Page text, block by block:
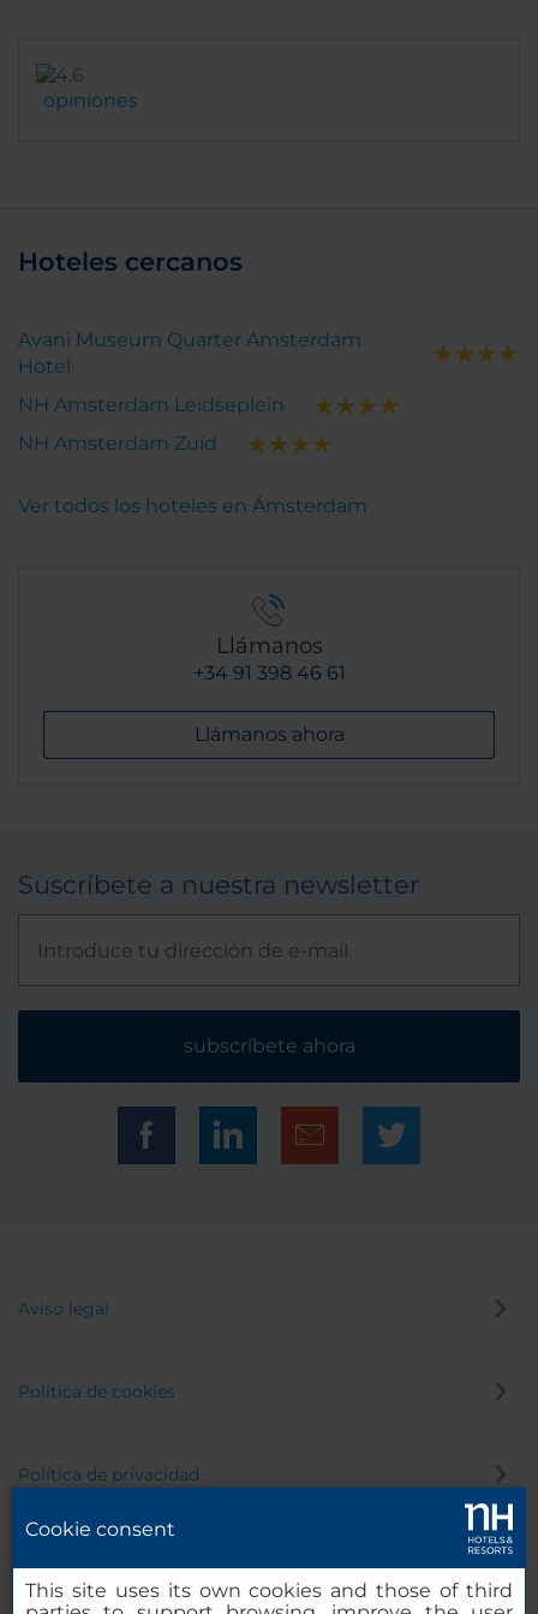
opiniones
Hoteles cercanos
Avani Museum Quarter Amsterdam
Hotel
NH Amsterdam Leidseplein
NH Amsterdam Zuid
Ver todos los hoteles en Ámsterdam
Llámanos
+34 91 398 46 61
Llámanos ahora
Suscríbete a nuestra newsletter
subscríbete ahora
Aviso legal
Política de cookies
Política de privacidad
Cookie consent
This site uses its own cookies and those of third